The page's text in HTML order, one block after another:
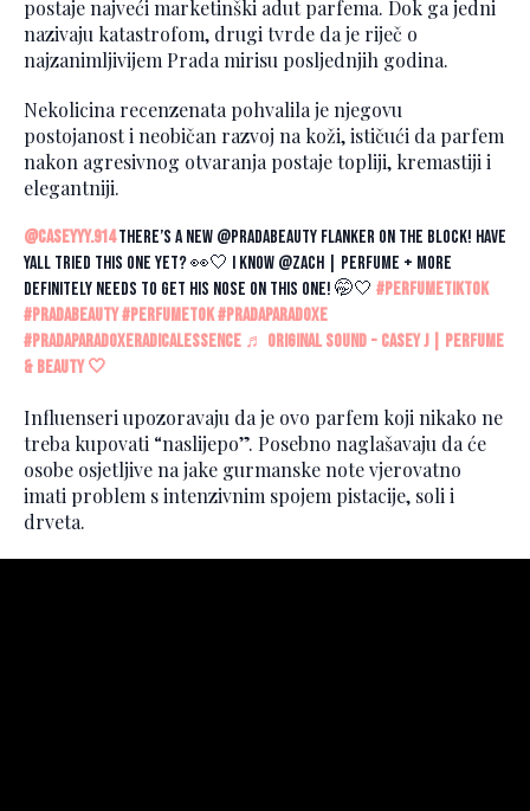
postaje najveći marketinški adut parfema. Dok ga jedni
nazivaju katastrofom, drugi tvrde da je riječ o
najzanimljivijem Prada mirisu posljednjih godina.
Nekolicina recenzenata pohvalila je njegovu
postojanost i neobičan razvoj na koži, ističući da parfem
nakon agresivnog otvaranja postaje topliji, kremastiji i
elegantniji.
@caseyyy.914there’s a new @pradabeauty flanker on the block! have
yall tried this one yet? 👀🤍 I know @Zach | perfume + more
definitely needs to get his nose on this one! 🤭🤍 #perfumetiktok
#pradabeauty#perfumetok#pradaparadoxe
#pradaparadoxeradicalessence ♬ original sound - Casey J | Perfume
& Beauty 🤍
Influenseri upozoravaju da je ovo parfem koji nikako ne
treba kupovati “naslijepo”. Posebno naglašavaju da će
osobe osjetljive na jake gurmanske note vjerovatno
imati problem s intenzivnim spojem pistacije, soli i
drveta.